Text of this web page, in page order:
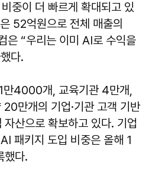
중이 더 빠르게 확대되고 있
52억원으로 전체 매출의
은 “우리는 이미 AI로 수익을
다.
만4000개, 교육기관 4만개,
만개의 기업·기관 고객 기반
산으로 확보하고 있다. 기업
패키지 도입 비중은 올해 1
했다.